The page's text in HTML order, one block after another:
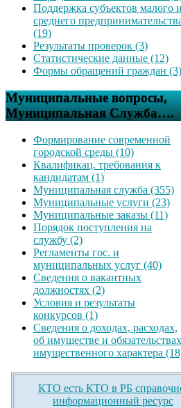
Поддержка субъектов малого и
среднего
(19)
Результаты проверок (3)
Статистические данные (12)
Формы обращений граждан (3)
Муниципальные вопросы,
Муниципальная Служба….
Формирование современной
городской среды (10)
Квалификац. требования к
кандидатам (1)
Муниципальная служба (355)
Муниципальные услуги (23)
Муниципальные заказы (11)
Порядок поступления на
службу (2)
Регламенты гос. и
муниципальных услуг (40)
Сведения о вакантных
должностях (2)
Условия и результаты
конкурсов (1)
Сведения о доходах, расходах,
об имуществе и обязательствах
имущественного характера
КТО есть КТО в РБ
информационный ресурс